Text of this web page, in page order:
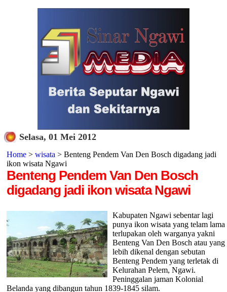
Selasa, 01 Mei 2012
Home> wisata > Benteng Pendem Van Den Bosch digadang jadi
ikon wisata Ngawi
Benteng Pendem Van Den Bosch
digadang jadi ikon wisata Ngawi
Kabupaten Ngawi sebentar lagi
punya ikon wisata yang telam lama
terlupakan oleh warganya yakni
Benteng Van Den Bosch atau yang
lebih dikenal dengan sebutan
Benteng Pendem yang terletak di
Kelurahan Pelem, Ngawi.
Peninggalan jaman Kolonial
Belanda yang dibangun tahun 1839-1845 silam.